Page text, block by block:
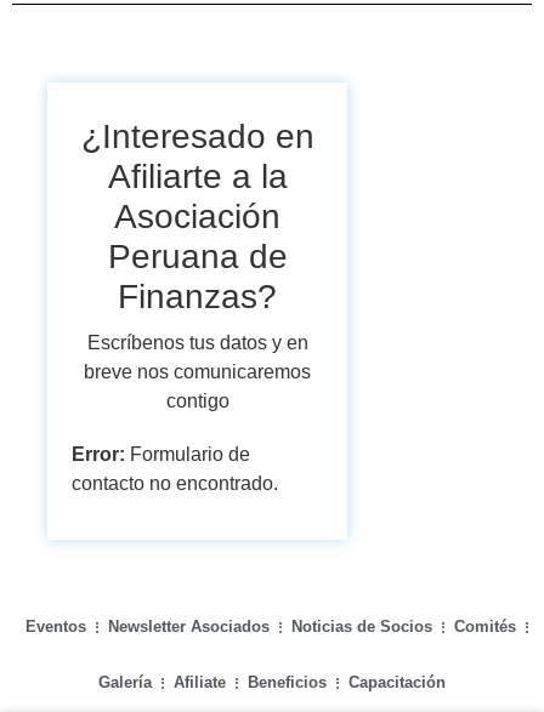
¿Interesado en
Afiliarte a la
Asociación
Peruana de
Finanzas?
Escríbenos tus datos y en
breve nos comunicaremos
contigo
Error: Formulario de
contacto no encontrado.
Eventos Newsletter Asociados Noticias de Socios Comités
Galería Afiliate Beneficios Capacitación